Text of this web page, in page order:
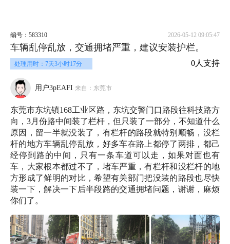
编号：583310 2026-05-12 09:05:47
车辆乱停乱放，交通拥堵严重，建议安装护栏。
处理用时：7天3小时17分 0人支持
用户3pEAFI 来自：东莞市
东莞市东坑镇168工业区路，东坑交警门口路段往科技路方
向，3月份路中间装了栏杆，但只装了一部分，不知道什么
原因，留一半就没装了，有栏杆的路段就特别顺畅，没栏
杆的地方车辆乱停乱放，好多车在路上都停了两排，都己
经停到路的中间，只有一条车道可以走，如果对面也有
车，大家根本都过不了，堵车严重，有栏杆和没栏杆的地
方形成了鲜明的对比，希望有关部门把没装的路段也尽快
装一下，解决一下后半段路的交通拥堵问题，谢谢，麻烦
你们了。